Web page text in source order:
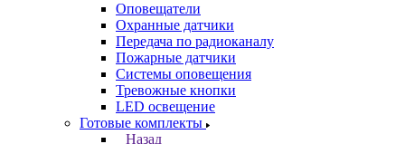
Оповещатели
Охранные датчики
Передача по радиоканалу
Пожарные датчики
Системы оповещения
Тревожные кнопки
LED освещение
Готовые комплекты
Назад